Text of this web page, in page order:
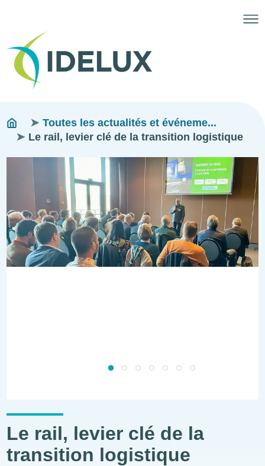
Fils
d'ariane
You
are
Toutes les actualités et événeme...
Le rail, levier clé de la transition logistique
Image
Image
Image
Image
Image
Image
Image
Le rail, levier clé de la
transition logistique